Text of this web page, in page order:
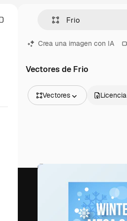
Crea una imagen con IA
Vectores de Frio
Vectores
Vídeos
Motion graphics
Plantillas de vídeos
Licencia